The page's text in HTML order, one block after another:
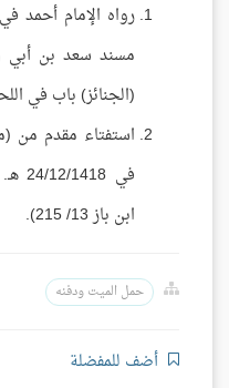
رواه الإمام أحمد
(الجنائز) باب في
استفتاء مقدم من
في
ابن باز 13/ 215).
حمل الميت ودفنه
أضف للمفضلة